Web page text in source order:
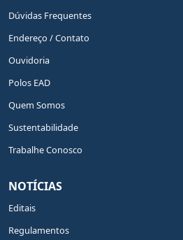
Dúvidas Frequentes
Endereço / Contato
Ouvidoria
Polos EAD
Quem Somos
Sustentabilidade
Trabalhe Conosco
NOTÍCIAS
Editais
Regulamentos